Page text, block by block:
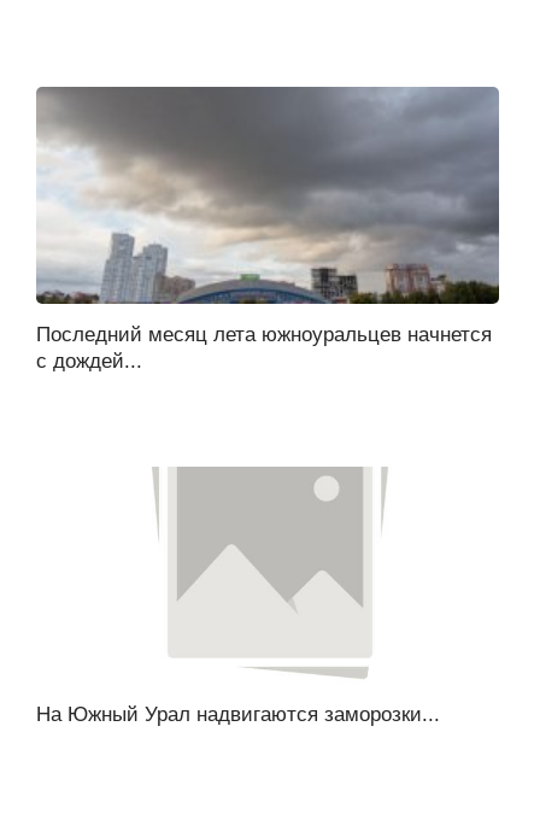
Последний месяц лета южноуральцев начнется
с дождей...
На Южный Урал надвигаются заморозки...